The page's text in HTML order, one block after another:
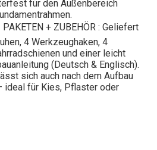
für den Außenbereich
+ ZUBEHÖR : Geliefert
4 Werkzeughaken, 4
und einer leicht
(Deutsch & Englisch).
sich auch nach dem Aufbau
ideal für Kies, Pflaster oder